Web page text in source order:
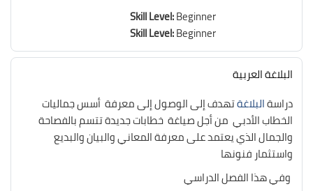
Skill Level:Beginner
Skill Level:Beginner
البلاغة العربية
دراسةالبلاغةتهدف إلى الوصول إلى معرفة أسس جماليات
الخطاب الأدبي من أجل صياغة خطابات جديدة تتسم بالفصاحة
والجمال الذي يعتمد على معرفة المعاني والبيان والبديع
واستثمار فنونها